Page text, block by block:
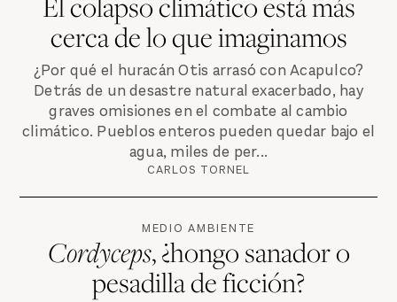
cerca de lo que imaginamos
¿Por qué el huracán Otis arrasó con Acapulco?
Detrás de un desastre natural exacerbado, hay
graves omisiones en el combate al cambio
climático. Pueblos enteros pueden quedar bajo el
agua, miles de per...
CARLOS TORNEL
MEDIO AMBIENTE
Cordyceps, ¿hongo sanador o
pesadilla de ficción?